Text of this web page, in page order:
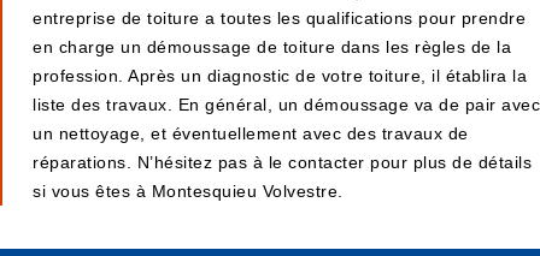
entreprise de toiture a toutes les qualifications pour prendre
en charge un démoussage de toiture dans les règles de la
profession. Après un diagnostic de votre toiture, il établira la
liste des travaux. En général, un démoussage va de pair avec
un nettoyage, et éventuellement avec des travaux de
réparations. N’hésitez pas à le contacter pour plus de détails
si vous êtes à Montesquieu Volvestre.